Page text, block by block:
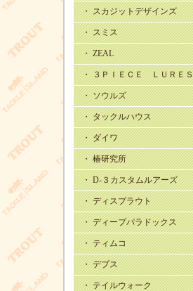
・ スカジットデザインズ
・ スミス
・ ZEAL
・ ３ＰＩＥＣＥ ＬＵＲＥＳ
・ ソウルズ
・ タックルハウス
・ ダイワ
・ 椿研究所
・ D-３カスタムルアーズ
・ ディスプラウト
・ ディープパラドックス
・ ティムコ
・ デプス
・ テイルウォーク